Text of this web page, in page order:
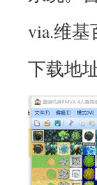
via.维基
下载地